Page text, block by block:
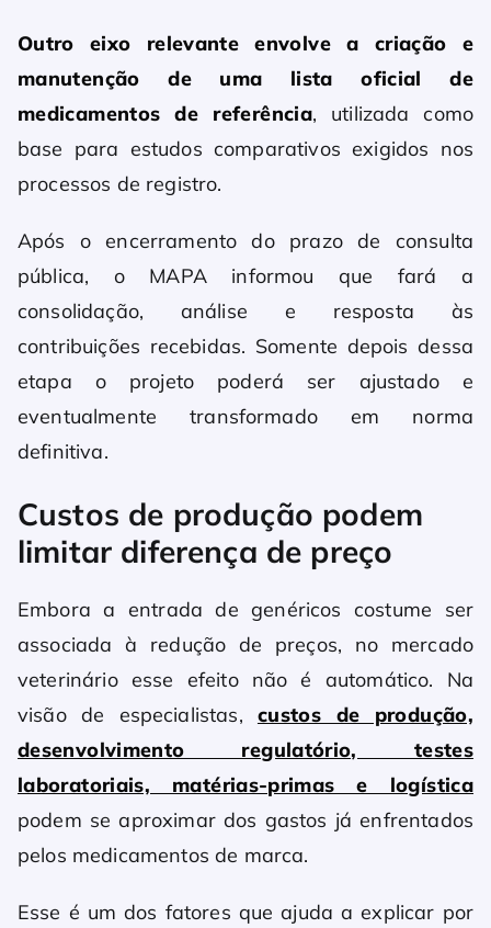
Outro eixo relevante envolve a criação e
manutenção de uma lista oficial de
medicamentos de referência, utilizada como
base para estudos comparativos exigidos nos
processos de registro.
Após o encerramento do prazo de consulta
pública, o MAPA informou que fará a
consolidação, análise e resposta às
contribuições recebidas. Somente depois dessa
etapa o projeto poderá ser ajustado e
eventualmente transformado em norma
definitiva.
Custos de produção podem
limitar diferença de preço
Embora a entrada de genéricos costume ser
associada à redução de preços, no mercado
veterinário esse efeito não é automático. Na
visão de especialistas, custos de produção,
desenvolvimento regulatório, testes
laboratoriais, matérias-primas e logística
podem se aproximar dos gastos já enfrentados
pelos medicamentos de marca.
Esse é um dos fatores que ajuda a explicar por